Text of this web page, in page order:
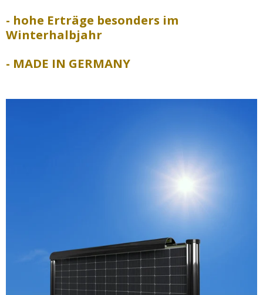
- hohe Erträge besonders im
Winterhalbjahr
- MADE IN GERMANY